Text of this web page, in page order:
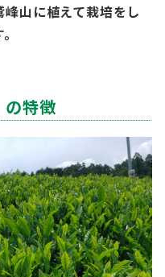
山に植えて栽培をし
の特徴